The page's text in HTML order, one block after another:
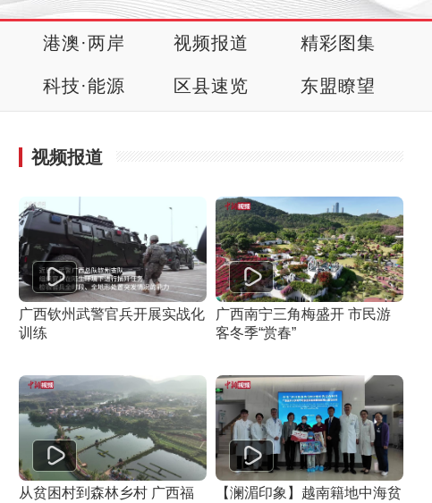
港澳·两岸 视频报道 精彩图集
科技·能源 区县速览 东盟瞭望
视频报道
广西钦州武警官兵开展实战化
训练
广西南宁三角梅盛开 市民游
客冬季“赏春”
从贫困村到森林乡村 广西福
【澜湄印象】越南籍地中海贫